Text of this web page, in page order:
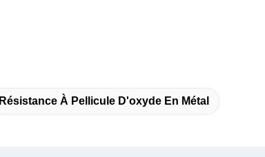
Résistance À Pellicule D'oxyde En Métal